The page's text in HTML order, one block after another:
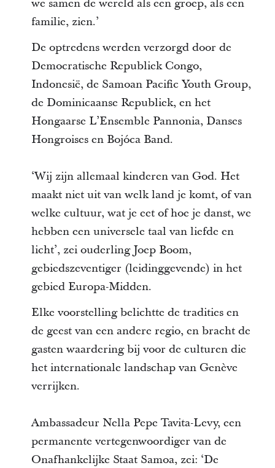
we samen de wereld als een groep, als een
familie, zien.’
De optredens werden verzorgd door de
Democratische Republiek Congo,
Indonesië, de Samoan Pacific Youth Group,
de Dominicaanse Republiek, en het
Hongaarse L’Ensemble Pannonia, Danses
Hongroises en Bojóca Band.
‘Wij zijn allemaal kinderen van God. Het
maakt niet uit van welk land je komt, of van
welke cultuur, wat je eet of hoe je danst, we
hebben een universele taal van liefde en
licht’, zei ouderling Joep Boom,
gebiedszeventiger (leidinggevende) in het
gebied Europa-Midden.
Elke voorstelling belichtte de tradities en
de geest van een andere regio, en bracht de
gasten waardering bij voor de culturen die
het internationale landschap van Genève
verrijken.
Ambassadeur Nella Pepe Tavita-Levy, een
permanente vertegenwoordiger van de
Onafhankelijke Staat Samoa, zei: ‘De